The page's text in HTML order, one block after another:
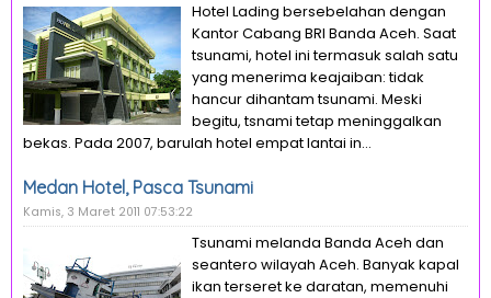
Hotel Lading bersebelahan dengan
Kantor Cabang BRI Banda Aceh. Saat
tsunami, hotel ini termasuk salah satu
yang menerima keajaiban: tidak
hancur dihantam tsunami. Meski
begitu, tsnami tetap meninggalkan
bekas. Pada 2007, barulah hotel empat lantai in...
Medan Hotel, Pasca Tsunami
Kamis, 3 Maret 2011 07:53:22
Tsunami melanda Banda Aceh dan
seantero wilayah Aceh. Banyak kapal
ikan terseret ke daratan, memenuhi